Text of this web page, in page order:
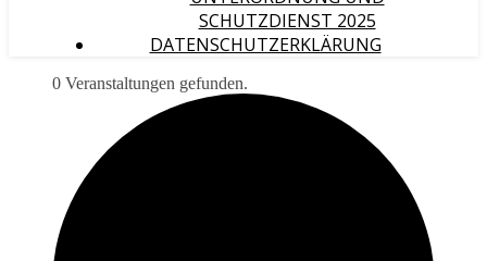
SCHUTZDIENST 2025
DATENSCHUTZERKLÄRUNG
0 Veranstaltungen gefunden.